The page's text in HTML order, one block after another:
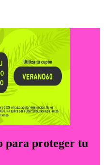
para proteger tu